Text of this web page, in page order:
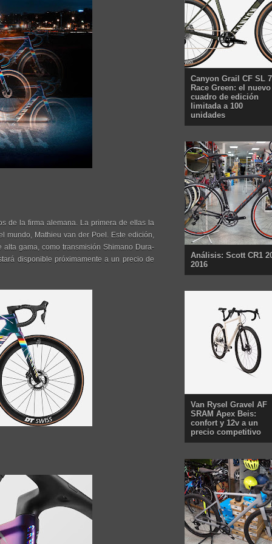
de la firma alemana. La primera de ellas la
mundo, Mathieu van der Poel. Este edición,
gama, como transmisión Shimano Dura-
disponible próximamente a un precio de
Canyon Grail CF SL 7
Race Green: el nuevo
cuadro de edición
limitada a 100
unidades
Análisis: Scott CR1
2016
Van Rysel Gravel AF
SRAM Apex Beis:
confort y 12v a un
precio competitivo